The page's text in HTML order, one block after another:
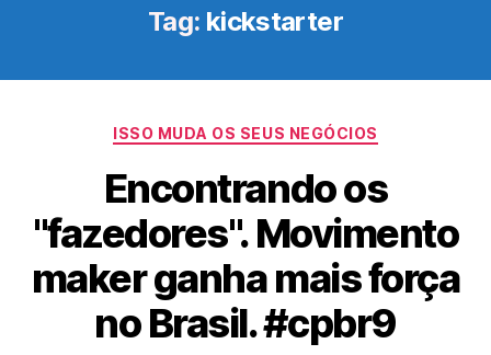
Tag: kickstarter
Categorias
ISSO MUDA OS SEUS NEGÓCIOS
Encontrando os
"fazedores". Movimento
maker ganha mais força
no Brasil. #cpbr9